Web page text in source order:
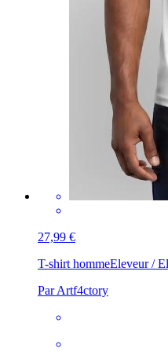
27,99 €
T-shirt hommeEleveur /
Par Artf4ctory